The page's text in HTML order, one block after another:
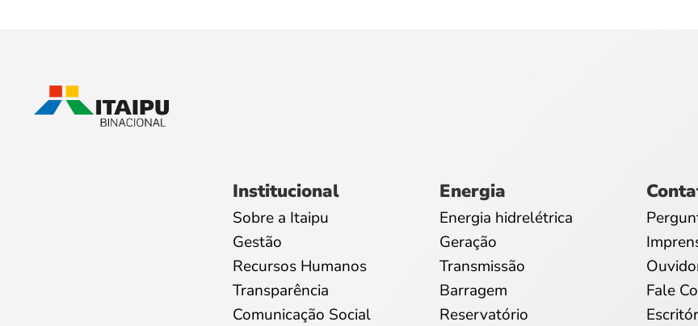
Institucional
Sobre a Itaipu
Gestão
Recursos Humanos
Transparência
Comunicação Social
Energia
Energia hidrelétrica
Geração
Transmissão
Barragem
Reservatório
Fale